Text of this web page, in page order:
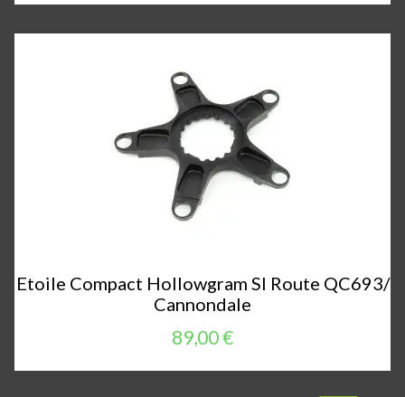
Etoile Compact Hollowgram SI Route QC693/
Cannondale
89,00 €